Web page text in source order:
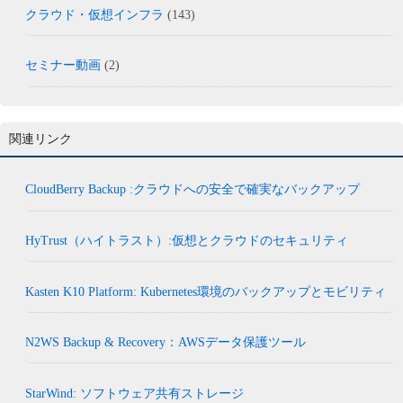
クラウド・仮想インフラ (143)
セミナー動画 (2)
関連リンク
CloudBerry Backup :クラウドへの安全で確実なバックアップ
HyTrust（ハイトラスト）:仮想とクラウドのセキュリティ
Kasten K10 Platform: Kubernetes環境のバックアップとモビリティ
N2WS Backup & Recovery：AWSデータ保護ツール
StarWind: ソフトウェア共有ストレージ